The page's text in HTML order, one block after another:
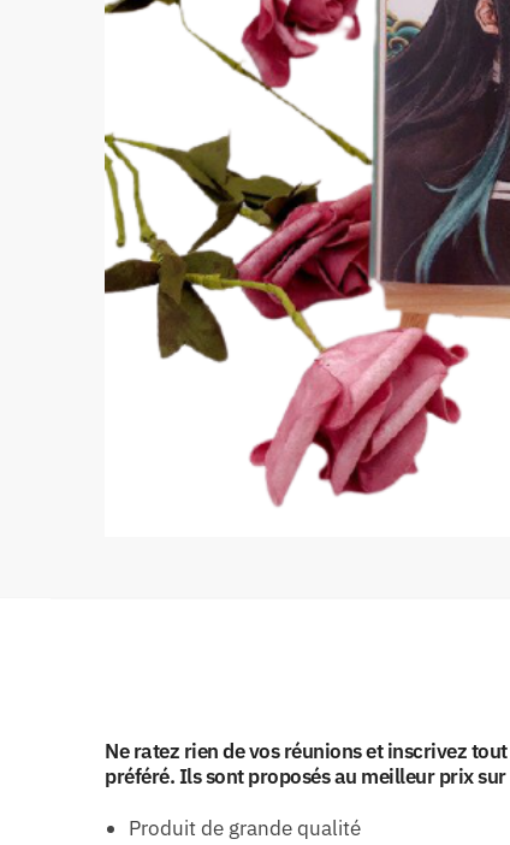
Ne ratez rien de vos réunions et inscrivez
préféré. Ils sont proposés au meilleur prix
Produit de grande qualité